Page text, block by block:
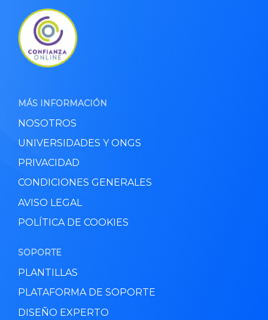
MÁS INFORMACIÓN
NOSOTROS
UNIVERSIDADES Y ONGS
PRIVACIDAD
CONDICIONES GENERALES
AVISO LEGAL
POLÍTICA DE COOKIES
SOPORTE
PLANTILLAS
PLATAFORMA DE SOPORTE
DISEÑO EXPERTO